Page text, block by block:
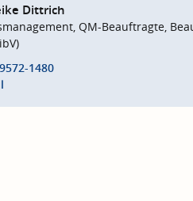
Dittrich
QM-Beauftragte,
1480